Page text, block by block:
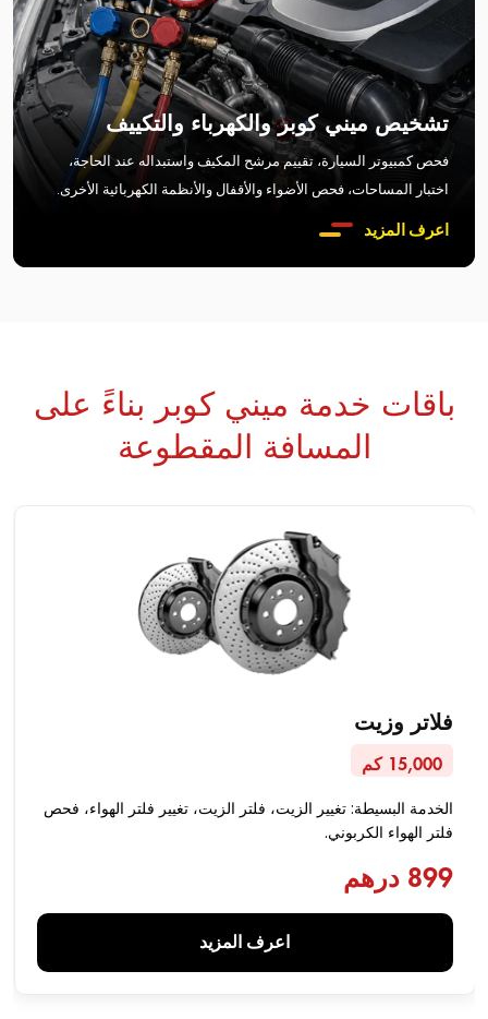
تشخيص ميني كوبر والكهرباء والتكييف
فحص كمبيوتر السيارة، تقييم مرشح المكيف واستبداله عند الحاجة،
اختبار المساحات، فحص الأضواء والأقفال والأنظمة الكهربائية الأخرى.
اعرف المزيد
باقات خدمة ميني كوبر بناءً على
المسافة المقطوعة
فلاتر وزيت
15,000 كم
الخدمة البسيطة: تغيير الزيت، فلتر الزيت، تغيير فلتر الهواء، فحص
فلتر الهواء الكربوني.
899 درهم
اعرف المزيد